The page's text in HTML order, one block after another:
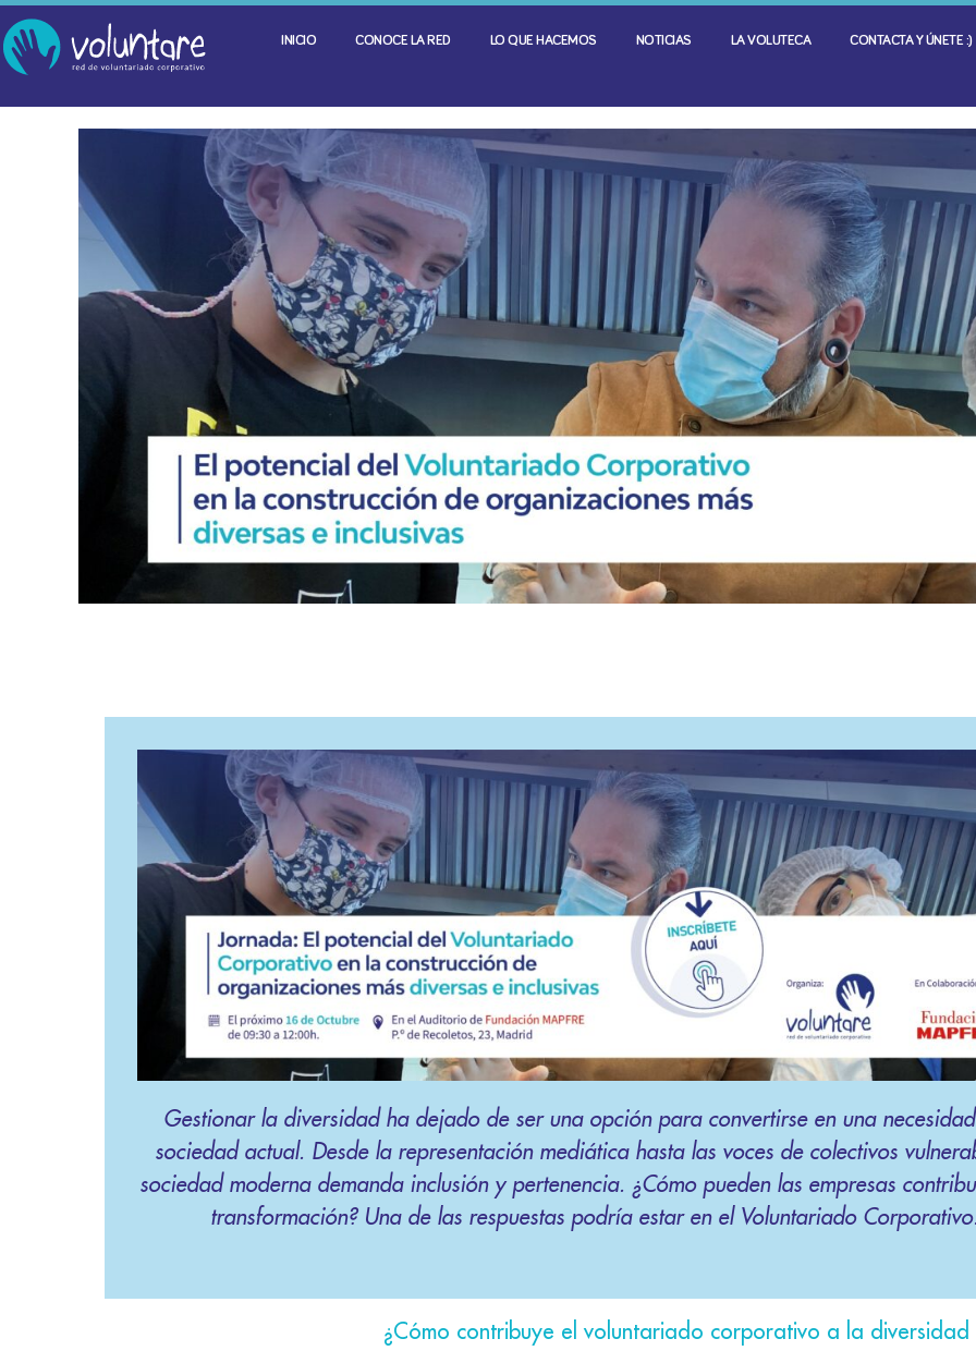
INICIO CONOCE LA RED LO QUE HACEMOS NOTICIAS LA VOLUTECA CONTACTA Y ÚNETE :)
Gestionar la diversidad ha dejado de ser una opción para convertirse en una
sociedad actual. Desde la representación mediática hasta las voces de colectivos
sociedad moderna demanda inclusión y pertenencia. ¿Cómo pueden las empresas
transformación? Una de las respuestas podría estar en el Voluntariado
¿Cómo contribuye el voluntariado corporativo a la diversidad